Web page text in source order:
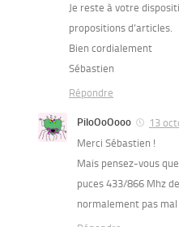
Je reste à votre
propositions d’articles.
Bien cordialement
Sébastien
Répondre
PiloOoOooo
13
Merci Sébastien !
Mais pensez-vous
puces 433/866 Mhz
normalement pas